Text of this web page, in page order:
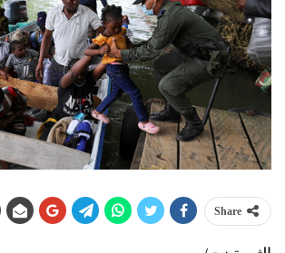
Share